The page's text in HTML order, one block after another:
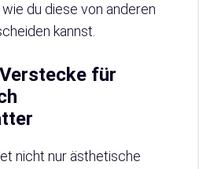
du diese von anderen
kannst.
für
nicht nur ästhetische